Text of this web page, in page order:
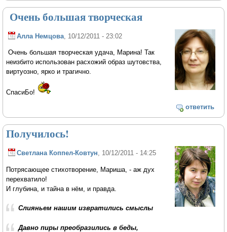
Очень большая творческая
Алла Немцова , 10/12/2011 - 23:02
Очень большая творческая удача, Марина! Так
неизбито использован расхожий образ шутовства,
виртуозно, ярко и трагично.
СпасиБо!
ответить
Получилось!
Светлана Коппел-Ковтун, 10/12/2011 - 14:25
Потрясающее стихотворение, Мариша, - аж дух
перехватило!
И глубина, и тайна в нём, и правда.
Слияньем нашим извратились смыслы
Давно пиры преобразились в беды,